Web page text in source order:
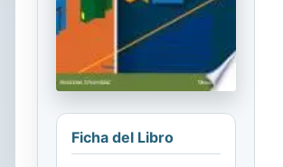
Ficha del Libro